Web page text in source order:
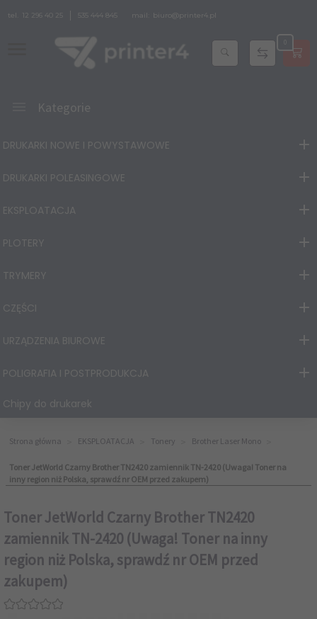
tel. 12 296 40 25 535 444 845 mail: biuro@printer4.pl
Kategorie
DRUKARKI NOWE I POWYSTAWOWE
DRUKARKI POLEASINGOWE
EKSPLOATACJA
PLOTERY
TRYMERY
CZĘŚCI
URZĄDZENIA BIUROWE
POLIGRAFIA I POSTPRODUKCJA
Chipy do drukarek
Strona główna EKSPLOATACJA Tonery Brother Laser Mono
Toner JetWorld Czarny Brother TN2420 zamiennik TN-2420 (Uwaga! Toner na
inny region niż Polska, sprawdź nr OEM przed zakupem)
Toner JetWorld Czarny Brother TN2420
zamiennik TN-2420 (Uwaga! Toner na inny
region niż Polska, sprawdź nr OEM przed
zakupem)